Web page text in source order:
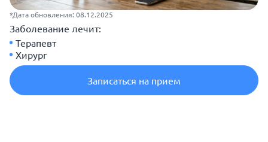
*Дата обновления: 08.12.2025
Заболевание лечит:
Терапевт
Хирург
Записаться на прием